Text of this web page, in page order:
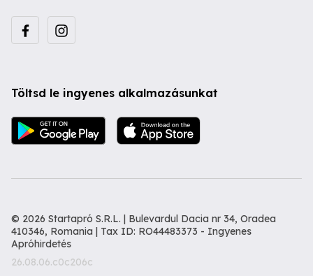
Töltsd le ingyenes alkalmazásunkat
© 2026 Startapró S.R.L. | Bulevardul Dacia nr 34, Oradea
410346, Romania | Tax ID: RO44483373 - Ingyenes
Apróhirdetés
26.08.06.c0c206c